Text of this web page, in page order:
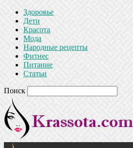
Здоровье
Дети
Красота
Мода
Народные рецепты
Фитнес
Питание
Статьи
Поиск